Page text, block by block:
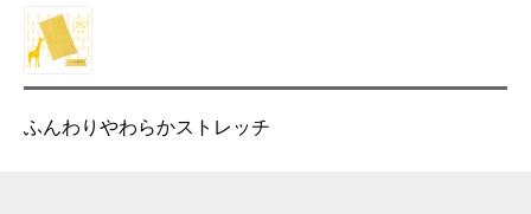
ふんわりやわらかストレッチ